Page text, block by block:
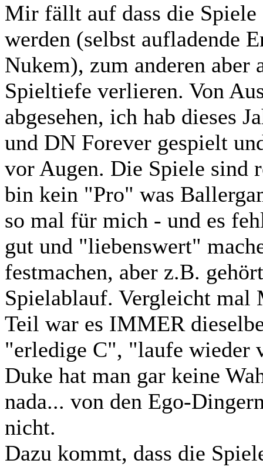
Mir fällt auf dass die
werden (selbst aufladende
Nukem), zum anderen aber
Spieltiefe verlieren. Von
abgesehen, ich hab dieses
und DN Forever gespielt
vor Augen. Die Spiele sind
bin kein "Pro" was
so mal für mich - und es
gut und "liebenswert"
festmachen, aber z.B.
Spielablauf. Vergleicht
Teil war es IMMER
"erledige C", "laufe wieder
Duke hat man gar keine
nada... von den Ego-
nicht.
Dazu kommt, dass die